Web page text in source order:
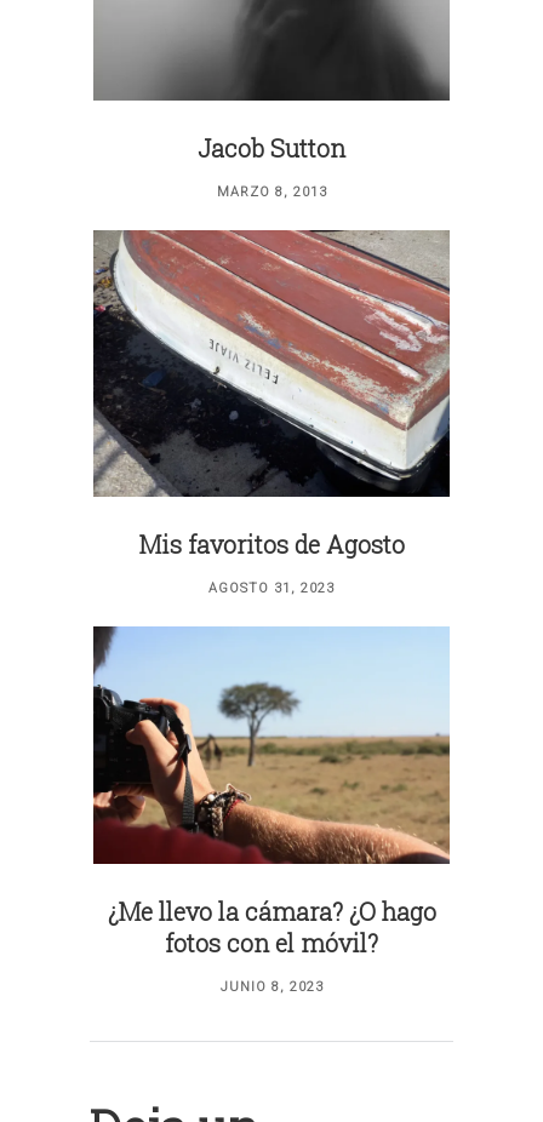
Jacob Sutton
MARZO 8, 2013
Mis favoritos de Agosto
AGOSTO 31, 2023
¿Me llevo la cámara? ¿O hago
fotos con el móvil?
JUNIO 8, 2023